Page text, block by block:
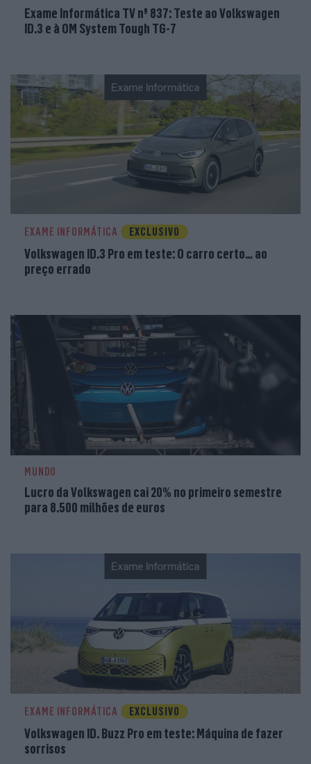
Exame Informática TV nº 837: Teste ao Volkswagen
ID.3 e à OM System Tough TG-7
Exame Informática
EXAME INFORMÁTICA EXCLUSIVO
Volkswagen ID.3 Pro em teste: O carro certo… ao
preço errado
MUNDO
Lucro da Volkswagen cai 20% no primeiro semestre
para 8.500 milhões de euros
Exame Informática
EXAME INFORMÁTICA EXCLUSIVO
Volkswagen ID. Buzz Pro em teste: Máquina de fazer
sorrisos